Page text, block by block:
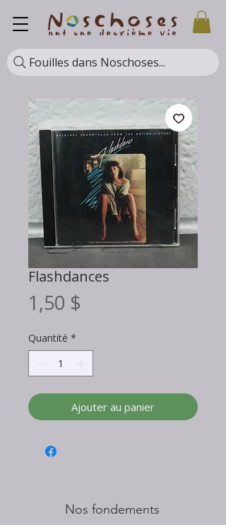
Fouilles dans Noschoses...
Flashdances
1,50 $
Quantité *
Ajouter au panier
Nos fondements